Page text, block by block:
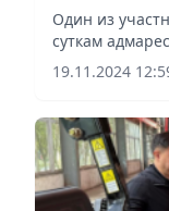
Один из
суткам
одному дню,
19.11.2024